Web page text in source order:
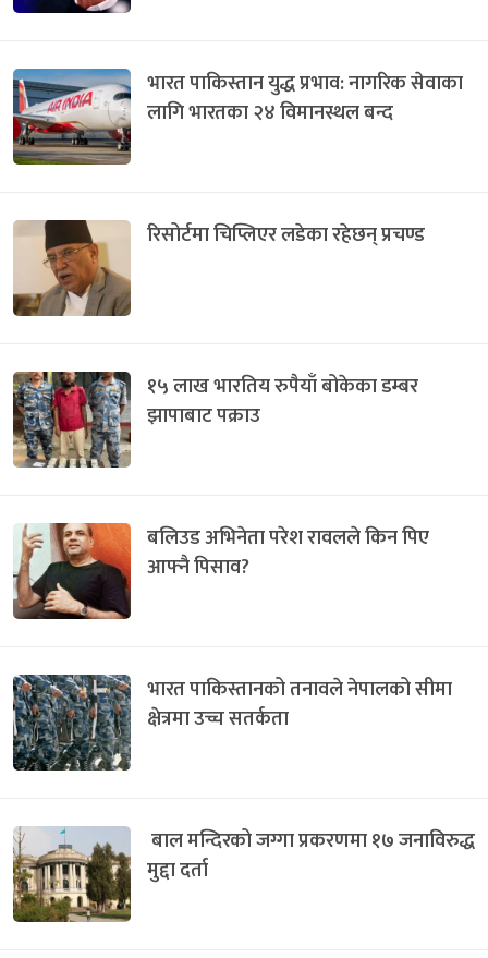
भारत पाकिस्तान युद्ध प्रभाव: नागरिक सेवाका
लागि भारतका २४ विमानस्थल बन्द
रिसोर्टमा चिप्लिएर लडेका रहेछन् प्रचण्ड
१५ लाख भारतिय रुपैयाँ बोकेका डम्बर
झापाबाट पक्राउ
बलिउड अभिनेता परेश रावलले किन पिए
आफ्नै पिसाव?
भारत पाकिस्तानको तनावले नेपालको सीमा
क्षेत्रमा उच्च सतर्कता
बाल मन्दिरको जग्गा प्रकरणमा १७ जनाविरुद्ध
मुद्दा दर्ता